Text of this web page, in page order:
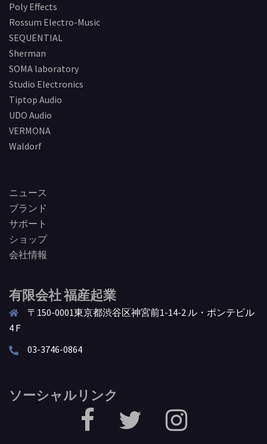
Poly Effects
Rossum Electro-Music
SEQUENTIAL
Sherman
SOMA laboratory
Studio Electronics
Tiptop Audio
UDO Audio
VERMONA
Waldorf
ニュース
ブランド
サポート
ショップ
会社情報
有限会社 福産起業
〒150-0001東京都渋谷区神宮前1-14-2 ル・ポンテビル
4Ｆ
03-3746-0864
ソーシャルリンク
facebook Twitter Instagram